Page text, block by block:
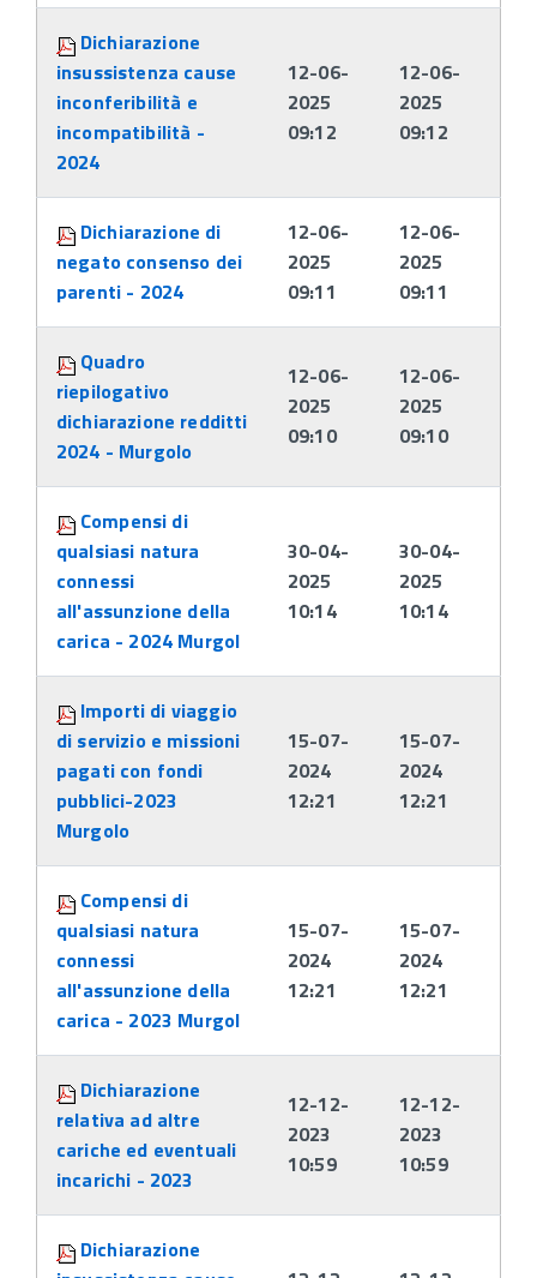
Dichiarazione
insussistenza cause
inconferibilità e
incompatibilità -
2024
12-06-
2025
09:12
12-06-
2025
09:12
Dichiarazione di
negato consenso dei
parenti - 2024
12-06-
2025
09:11
12-06-
2025
09:11
Quadro
riepilogativo
dichiarazione redditti
2024 - Murgolo
12-06-
2025
09:10
12-06-
2025
09:10
Compensi di
qualsiasi natura
connessi
all'assunzione della
carica - 2024 Murgol
30-04-
2025
10:14
30-04-
2025
10:14
Importi di viaggio
di servizio e missioni
pagati con fondi
pubblici-2023
Murgolo
15-07-
2024
12:21
15-07-
2024
12:21
Compensi di
qualsiasi natura
connessi
all'assunzione della
carica - 2023 Murgol
15-07-
2024
12:21
15-07-
2024
12:21
Dichiarazione
relativa ad altre
cariche ed eventuali
incarichi - 2023
12-12-
2023
10:59
12-12-
2023
10:59
Dichiarazione